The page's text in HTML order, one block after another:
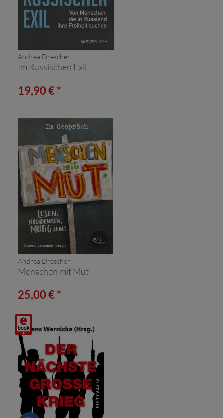
Andrea Drescher:
Im Russischen Exil
19,90 € *
Andrea Drescher:
Menschen mit Mut
25,00 € *
Digitalprodukt
/ E-
Book